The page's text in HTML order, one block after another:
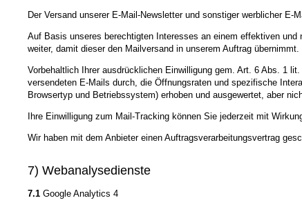
Der Versand unserer E-Mail-Newsletter und sonstiger werblicher
Auf Basis unseres berechtigten Interesses an einem effektiven
weiter, damit dieser den Mailversand in unserem Auftrag übernimmt.
Vorbehaltlich Ihrer ausdrücklichen Einwilligung gem. Art. 6 Abs. 1
versendeten E-Mails durch, die Öffnungsraten und spezifische
Browsertyp und Betriebssystem) erhoben und ausgewertet, aber
Ihre Einwilligung zum Mail-Tracking können Sie jederzeit mit
Wir haben mit dem Anbieter einen Auftragsverarbeitungsvertrag
7) Webanalysedienste
7.1 Google Analytics 4